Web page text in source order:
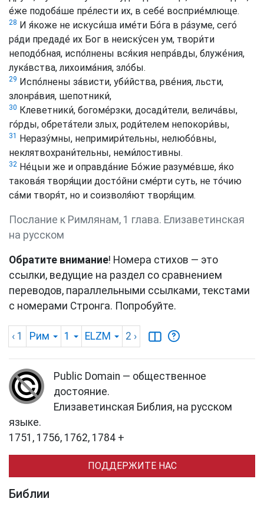
е́же подоба́ше пре́лести их, в себе́ восприе́млюще.
28 И я́коже не искуси́ша име́ти Бо́га в ра́зуме, сего́
ра́ди предаде́ их Бог в неиску́сен ум, твори́ти
неподо́бная, испо́лнены вся́кия непра́вды, блуже́ния,
лука́вства, лихоима́ния, зло́бы.
29 Испо́лнены за́висти, уби́йства, рве́ния, льсти,
злонра́вия, шепотники́,
30 Клеветники́, богоме́рзки, досади́тели, велича́вы,
го́рды, обрета́тели злых, роди́телем непокори́вы,
31
Неразу́мны, непримири́тельны, нелюбо́вны,
неклятвохрани́тельны, неми́лостивны.
32 Не́цыи же и оправда́ние Бо́жие разуме́вше, я́ко
такова́я творя́щии досто́йни сме́рти суть, не то́чию
са́ми творя́т, но и соизволя́ют творя́щим.
Послание к Римлянам, 1 глава. Елизаветинская
на русском
Обратите внимание! Номера стихов — это
ссылки, ведущие на раздел со сравнением
переводов, параллельными ссылками, текстами
с номерами Стронга. Попробуйте.
‹ 1 Рим 1 ELZM 2 ›
Public Domain — общественное
достояние.
Елизаветинская Библия, на русском
языке.
1751, 1756, 1762, 1784 +
ПОДДЕРЖИТЕ НАС
Библии